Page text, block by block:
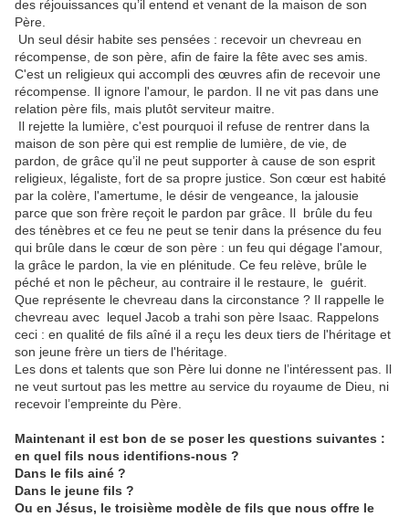
des réjouissances qu’il entend et venant de la maison de son
Père.
Un seul désir habite ses pensées : recevoir un chevreau en
récompense, de son père, afin de faire la fête avec ses amis.
C'est un religieux qui accompli des œuvres afin de recevoir une
récompense. Il ignore l'amour, le pardon. Il ne vit pas dans une
relation père fils, mais plutôt serviteur maitre.
Il rejette la lumière, c'est pourquoi il refuse de rentrer dans la
maison de son père qui est remplie de lumière, de vie, de
pardon, de grâce qu’il ne peut supporter à cause de son esprit
religieux, légaliste, fort de sa propre justice. Son cœur est habité
par la colère, l'amertume, le désir de vengeance, la jalousie
parce que son frère reçoit le pardon par grâce. Il brûle du feu
des ténèbres et ce feu ne peut se tenir dans la présence du feu
qui brûle dans le cœur de son père : un feu qui dégage l'amour,
la grâce le pardon, la vie en plénitude. Ce feu relève, brûle le
péché et non le pêcheur, au contraire il le restaure, le guérit.
Que représente le chevreau dans la circonstance ? Il rappelle le
chevreau avec lequel Jacob a trahi son père Isaac. Rappelons
ceci : en qualité de fils aîné il a reçu les deux tiers de l'héritage et
son jeune frère un tiers de l'héritage.
Les dons et talents que son Père lui donne ne l’intéressent pas. Il
ne veut surtout pas les mettre au service du royaume de Dieu, ni
recevoir l’empreinte du Père.
Maintenant il est bon de se poser les questions suivantes :
en quel fils nous identifions-nous ?
Dans le fils ainé ?
Dans le jeune fils ?
Ou en Jésus, le troisième modèle de fils que nous offre le